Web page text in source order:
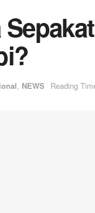
, NEWS Reading